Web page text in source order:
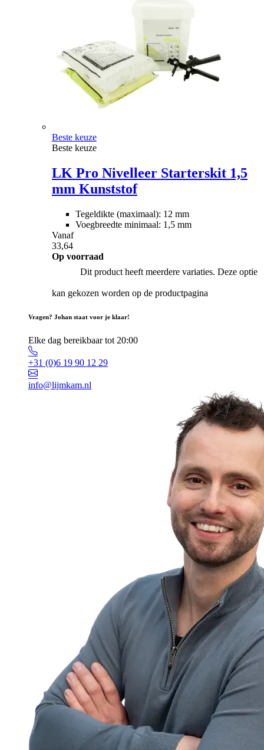
Beste keuze
Beste keuze
LK Pro Nivelleer Starterskit 1,5
mm Kunststof
Tegeldikte (maximaal): 12 mm
Voegbreedte minimaal: 1,5 mm
Vanaf
33,64
Op voorraad
Dit product heeft meerdere variaties. Deze optie
kan gekozen worden op de productpagina
Vragen? Johan staat voor je klaar!
Elke dag bereikbaar tot 20:00
+31 (0)6 19 90 12 29
info@lijmkam.nl